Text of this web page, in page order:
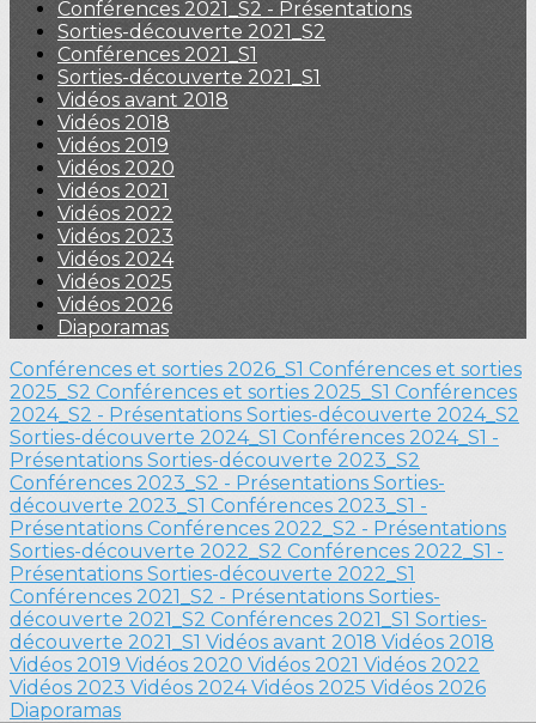
Conférences 2021_S2 - Présentations
Sorties-découverte 2021_S2
Conférences 2021_S1
Sorties-découverte 2021_S1
Vidéos avant 2018
Vidéos 2018
Vidéos 2019
Vidéos 2020
Vidéos 2021
Vidéos 2022
Vidéos 2023
Vidéos 2024
Vidéos 2025
Vidéos 2026
Diaporamas
Conférences et sorties 2026_S1 Conférences et sorties
2025_S2 Conférences et sorties 2025_S1 Conférences
2024_S2 - Présentations Sorties-découverte 2024_S2
Sorties-découverte 2024_S1 Conférences 2024_S1 -
Présentations Sorties-découverte 2023_S2
Conférences 2023_S2 - Présentations Sorties-
découverte 2023_S1 Conférences 2023_S1 -
Présentations Conférences 2022_S2 - Présentations
Sorties-découverte 2022_S2 Conférences 2022_S1 -
Présentations Sorties-découverte 2022_S1
Conférences 2021_S2 - Présentations Sorties-
découverte 2021_S2 Conférences 2021_S1 Sorties-
découverte 2021_S1 Vidéos avant 2018 Vidéos 2018
Vidéos 2019 Vidéos 2020 Vidéos 2021 Vidéos 2022
Vidéos 2023 Vidéos 2024Vidéos 2025 Vidéos 2026
Diaporamas